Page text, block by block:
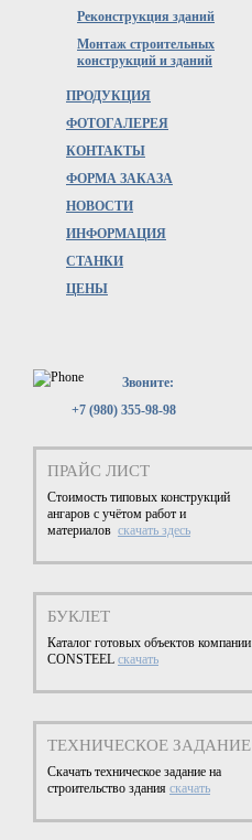
Реконструкция зданий
Монтаж строительных
конструкций и зданий
ПРОДУКЦИЯ
ФОТОГАЛЕРЕЯ
КОНТАКТЫ
ФОРМА ЗАКАЗА
НОВОСТИ
ИНФОРМАЦИЯ
СТАНКИ
ЦЕНЫ
Звоните:
+7 (980) 355-98-98
ПРАЙС ЛИСТ
Стоимость типовых конструкций
ангаров с учётом работ и
материалов скачать здесь
БУКЛЕТ
Каталог готовых объектов компании
CONSTEEL скачать
ТЕХНИЧЕСКОЕ ЗАДАНИЕ
Скачать техническое задание на
строительство здания скачать